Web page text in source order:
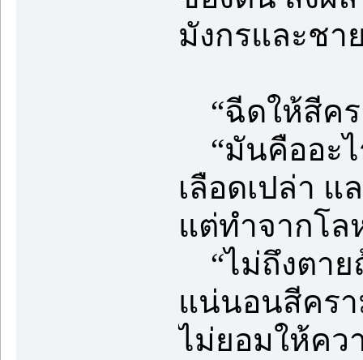
มังกรและชา
“ฉีดให้สีคร
“มันคืออะไ
เลือดเปล่า
แต่ทำจากโล
“ไม่ถึงตาย
แน่นอนสีครา
ไม่ยอมให้คว